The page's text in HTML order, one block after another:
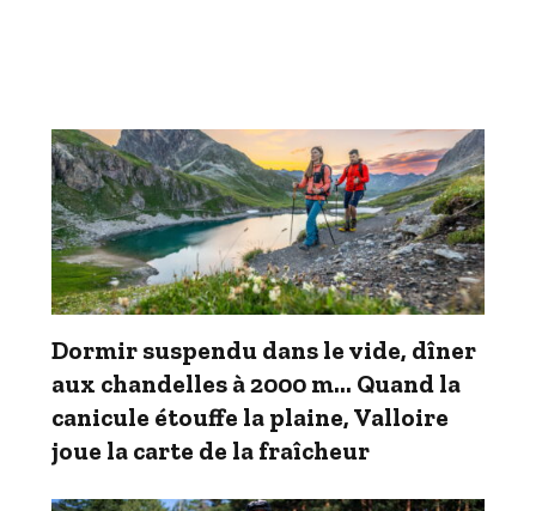
Dormir suspendu dans le vide, dîner
aux chandelles à 2000 m… Quand la
canicule étouffe la plaine, Valloire
joue la carte de la fraîcheur